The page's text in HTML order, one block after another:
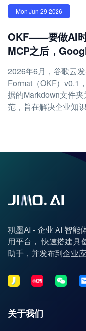
Mon Jun 29 2026
OKF——要做AI
MCP之后，
2026年6月，谷歌云
Format（OKF）v0.1
据的Markdown文件
范，旨在解决企业知
积墨AI - 企业 AI 智能
用平台， 快速搭建具
助手，并发布到企业应
关于我们